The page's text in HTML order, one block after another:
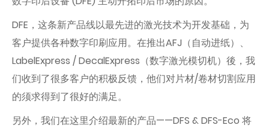
DFE，这条新产品线以最先进的激光技术为开发基础，为
客户提供各种数字印刷应用。在推出AFJ（自动进纸）、
LabelExpress / DecalExpress（数字激光模切机）後，我
们收到了很多客户的积极反馈，他们对片材/卷材切割应用
的须求得到了很好的满足。
另外，我们在这里介绍最新的产品——DFS & DFS-Eco 将